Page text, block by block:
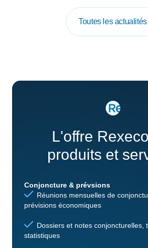
Toutes les actualités
L'offre
produits et
Conjoncture & prévsions
Réunions mensuelles de
prévisions économiques
Dossiers et notes conjoncturelles,
statistiques